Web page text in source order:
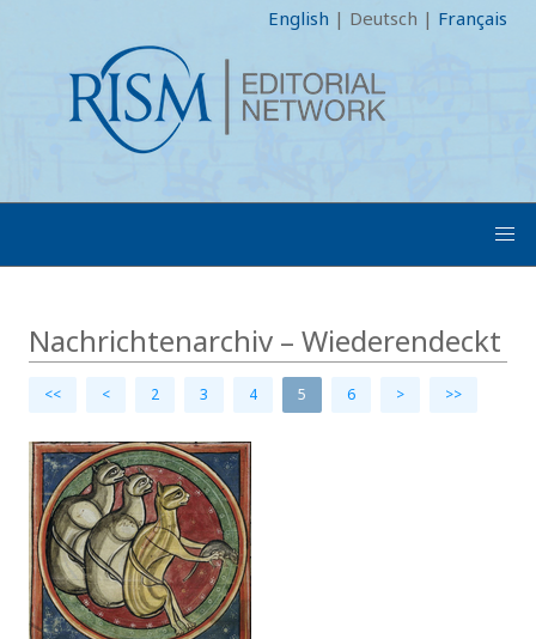
English | Deutsch | Français
Nachrichtenarchiv – Wiederendeckt
<< < 2 3 4 5 6 > >>